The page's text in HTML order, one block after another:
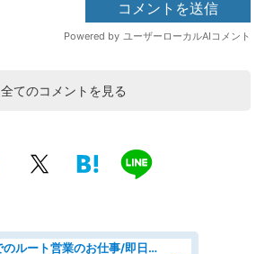
全てのコメントを見る
営業/商社でのルート営業のお仕事/即日勤務可/車通勤可/営業